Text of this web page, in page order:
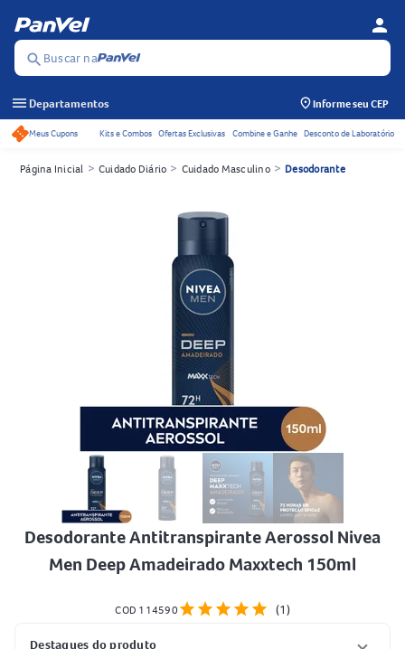
search Buscar na
person
menu Departamentos Informe seu CEP
Acessos rápidos do cabeçalho
Meus Cupons Kits e Combos Ofertas Exclusivas Combine e Ganhe Desconto de Laboratório
Página Inicial > Cuidado Diário > Cuidado Masculino > Desodorante
Desodorante Antitranspirante Aerossol Nivea
Men Deep Amadeirado Maxxtech 150ml
COD 114590 starstarstarstarstar (1)
Destaques do produto